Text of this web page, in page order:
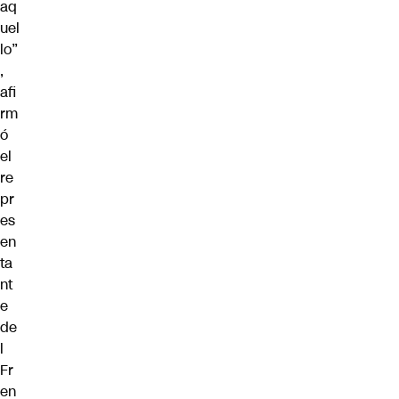
aq
uel
lo”
,
afi
rm
ó
el
re
pr
es
en
ta
nt
e
de
l
Fr
en